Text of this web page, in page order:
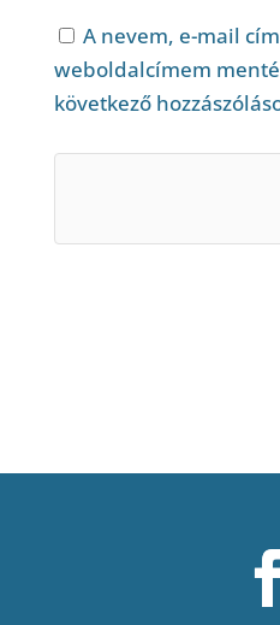
A nevem, e-mail
weboldalcímem
következő